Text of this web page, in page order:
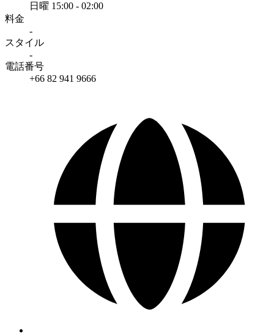
日曜 15:00 - 02:00
料金
-
スタイル
-
電話番号
+66 82 941 9666